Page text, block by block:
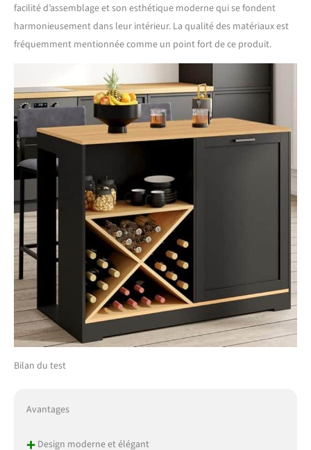
facilité d’assemblage et son esthétique moderne qui se fondent
harmonieusement dans leur intérieur. La qualité des matériaux est
fréquemment mentionnée comme un point fort de ce produit.
Bilan du test
Avantages
Design moderne et élégant